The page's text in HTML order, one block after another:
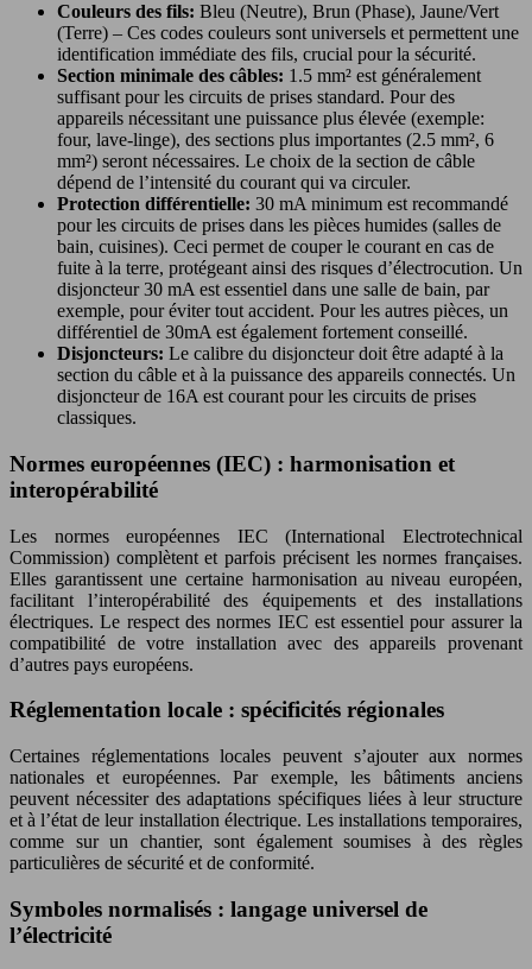
Couleurs des fils: Bleu (Neutre), Brun (Phase), Jaune/Vert
(Terre) – Ces codes couleurs sont universels et permettent une
identification immédiate des fils, crucial pour la sécurité.
Section minimale des câbles: 1.5 mm² est généralement
suffisant pour les circuits de prises standard. Pour des
appareils nécessitant une puissance plus élevée (exemple:
four, lave-linge), des sections plus importantes (2.5 mm², 6
mm²) seront nécessaires. Le choix de la section de câble
dépend de l’intensité du courant qui va circuler.
Protection différentielle: 30 mA minimum est recommandé
pour les circuits de prises dans les pièces humides (salles de
bain, cuisines). Ceci permet de couper le courant en cas de
fuite à la terre, protégeant ainsi des risques d’électrocution. Un
disjoncteur 30 mA est essentiel dans une salle de bain, par
exemple, pour éviter tout accident. Pour les autres pièces, un
différentiel de 30mA est également fortement conseillé.
Disjoncteurs: Le calibre du disjoncteur doit être adapté à la
section du câble et à la puissance des appareils connectés. Un
disjoncteur de 16A est courant pour les circuits de prises
classiques.
Normes européennes (IEC) : harmonisation et
interopérabilité
Les normes européennes IEC (International Electrotechnical
Commission) complètent et parfois précisent les normes françaises.
Elles garantissent une certaine harmonisation au niveau européen,
facilitant l’interopérabilité des équipements et des installations
électriques. Le respect des normes IEC est essentiel pour assurer la
compatibilité de votre installation avec des appareils provenant
d’autres pays européens.
Réglementation locale : spécificités régionales
Certaines réglementations locales peuvent s’ajouter aux normes
nationales et européennes. Par exemple, les bâtiments anciens
peuvent nécessiter des adaptations spécifiques liées à leur structure
et à l’état de leur installation électrique. Les installations temporaires,
comme sur un chantier, sont également soumises à des règles
particulières de sécurité et de conformité.
Symboles normalisés : langage universel de
l’électricité